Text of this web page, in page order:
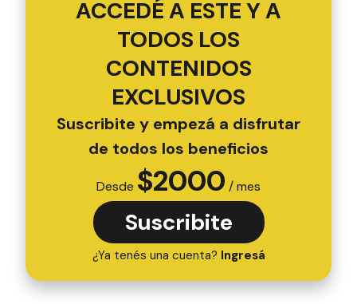
ACCEDÉ A ESTE Y A
TODOS LOS
CONTENIDOS
EXCLUSIVOS
Suscribite y empezá a disfrutar
de todos los beneficios
Desde $2000 / mes
Suscribite
¿Ya tenés una cuenta? Ingresá